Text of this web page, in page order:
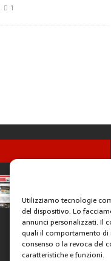
Utilizziamo tecnologie
del dispositivo. Lo
annunci personalizzati. Il
quali il comportamento di
consenso o la revoca del
caratteristiche e funzioni.
1